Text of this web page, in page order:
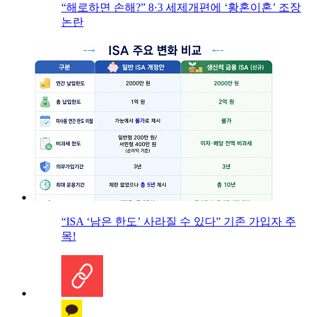
“해로하면 손해?” 8·3 세제개편에 ‘황혼이혼’ 조장
논란
“ISA ‘남은 한도’ 사라질 수 있다” 기존 가입자 주
목!